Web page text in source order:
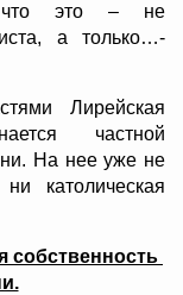
что это – не
а только…-
Лирейская
частной
На нее уже не
католическая
собственность